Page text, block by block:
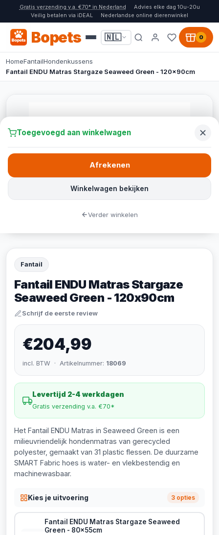
Gratis verzending v.a. €70* in Nederland
Advies elke dag 10u-20u
Veilig betalen via iDEAL
Nederlandse online dierenwinkel
Bopets 🇳🇱 0
HomeFantailHondenkussens
Fantail ENDU Matras Stargaze Seaweed Green - 120x90cm
Fantail
Fantail ENDU Matras Stargaze
Seaweed Green - 120x90cm
Schrijf de eerste review
€204,99
incl. BTW · Artikelnummer: 18069
Levertijd 2-4 werkdagen
Gratis verzending v.a. €70*
Het Fantail ENDU Matras in Seaweed Green is een
milieuvriendelijk hondenmatras van gerecycled
polyester, gemaakt van 31 plastic flessen. De duurzame
SMART Fabric hoes is water- en vlekbestendig en
machinewasbaar.
Kies je uitvoering 3 opties
Fantail ENDU Matras Stargaze Seaweed
Green - 80x55cm
Toegevoegd aan winkelwagen
Winkelwagen bekijken
Afrekenen
Verder winkelen